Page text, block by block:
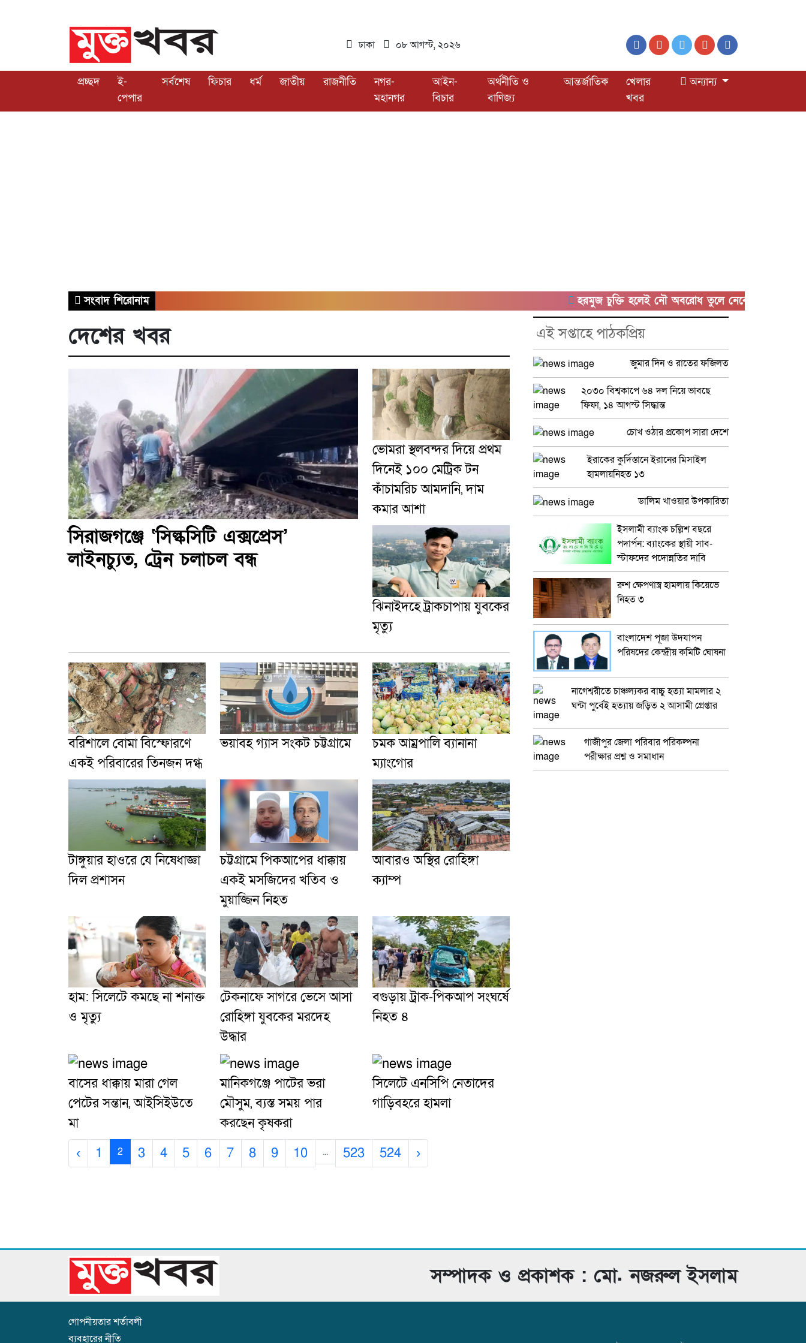
ঢাকা ০৮ আগস্ট, ২০২৬
প্রচ্ছদ
ই-
পেপার
সর্বশেষ ফিচার ধর্ম জাতীয় রাজনীতি
নগর-
মহানগর
আইন-
বিচার
অর্থনীতি ও
বাণিজ্য
আন্তর্জাতিক
খেলার
খবর
অন্যান্য
সংবাদ শিরোনাম হরমুজ চুক্তি হলেই নৌ অবরোধ তুলে নেবে যুক্তরাষ্ট্র
দেশের খবর
সিরাজগঞ্জে ‘সিল্কসিটি এক্সপ্রেস’
লাইনচ্যুত, ট্রেন চলাচল বন্ধ
ভোমরা স্থলবন্দর দিয়ে প্রথম
দিনেই ১০০ মেট্রিক টন
কাঁচামরিচ আমদানি, দাম
কমার আশা
ঝিনাইদহে ট্রাকচাপায় যুবকের
মৃত্যু
বরিশালে বোমা বিস্ফোরণে
একই পরিবারের তিনজন দগ্ধ
ভয়াবহ গ্যাস সংকট চট্টগ্রামে
চমক আম্রপালি ব্যানানা
ম্যাংগোর
টাঙ্গুয়ার হাওরে যে নিষেধাজ্ঞা
দিল প্রশাসন
চট্টগ্রামে পিকআপের ধাক্কায়
একই মসজিদের খতিব ও
মুয়াজ্জিন নিহত
আবারও অস্থির রোহিঙ্গা
ক্যাম্প
হাম: সিলেটে কমছে না শনাক্ত
ও মৃত্যু
টেকনাফে সাগরে ভেসে আসা
রোহিঙ্গা যুবকের মরদেহ
উদ্ধার
বগুড়ায় ট্রাক-পিকআপ সংঘর্ষে
নিহত ৪
বাসের ধাক্কায় মারা গেল
পেটের সন্তান, আইসিইউতে
মা
মানিকগঞ্জে পাটের ভরা
মৌসুম, ব্যস্ত সময় পার
করছেন কৃষকরা
সিলেটে এনসিপি নেতাদের
গাড়িবহরে হামলা
এই সপ্তাহে পাঠকপ্রিয়
জুমার দিন ও রাতের ফজিলত
২০৩০ বিশ্বকাপে ৬৪ দল নিয়ে ভাবছে
ফিফা, ১৪ আগস্ট সিদ্ধান্ত
চোখ ওঠার প্রকোপ সারা দেশে
ইরাকের কুর্দিস্তানে ইরানের মিসাইল
হামলায়নিহত ১৩
ডালিম খাওয়ার উপকারিতা
ইসলামী ব্যাংক চল্লিশ বছরে
পদার্পন: ব্যাংকের স্থায়ী সাব-
স্টাফদের পদোন্নতির দাবি
রুশ ক্ষেপণাস্ত্র হামলায় কিয়েভে
নিহত ৩
বাংলাদেশ পূজা উদযাপন
পরিষদের কেন্দ্রীয় কমিটি ঘোষনা
নাগেশ্বরীতে চাঞ্চল্যকর বাচ্চু হত্যা মামলার ২
ঘন্টা পুর্বেই হত্যায় জড়িত ২ আসামী গ্রেপ্তার
গাজীপুর জেলা পরিবার পরিকল্পনা
পরীক্ষার প্রশ্ন ও সমাধান
‹ 1 2 3 4 5 6 7 8 9 10 ... 523 524 ›
সম্পাদক ও প্রকাশক : মো. নজরুল ইসলাম
গোপনীয়তার শর্তাবলী
ব্যবহারের নীতি